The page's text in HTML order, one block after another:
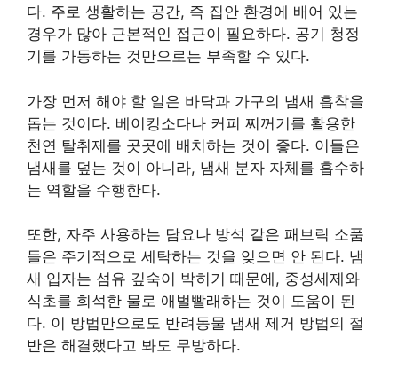
다. 주로 생활하는 공간, 즉 집안 환경에 배어 있는
경우가 많아 근본적인 접근이 필요하다. 공기 청정
기를 가동하는 것만으로는 부족할 수 있다.
가장 먼저 해야 할 일은 바닥과 가구의 냄새 흡착을
돕는 것이다. 베이킹소다나 커피 찌꺼기를 활용한
천연 탈취제를 곳곳에 배치하는 것이 좋다. 이들은
냄새를 덮는 것이 아니라, 냄새 분자 자체를 흡수하
는 역할을 수행한다.
또한, 자주 사용하는 담요나 방석 같은 패브릭 소품
들은 주기적으로 세탁하는 것을 잊으면 안 된다. 냄
새 입자는 섬유 깊숙이 박히기 때문에, 중성세제와
식초를 희석한 물로 애벌빨래하는 것이 도움이 된
다. 이 방법만으로도 반려동물 냄새 제거 방법의 절
반은 해결했다고 봐도 무방하다.